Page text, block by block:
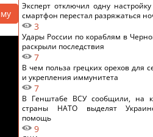
Эксперт отключил одну
смартфон перестал разряжаться
3
Удары России по кораблям в
раскрыли последствия
7
В чем польза грецких орехов для
и укрепления иммунитета
7
В Генштабе ВСУ сообщили, на
страны НАТО выделят
помощь
9